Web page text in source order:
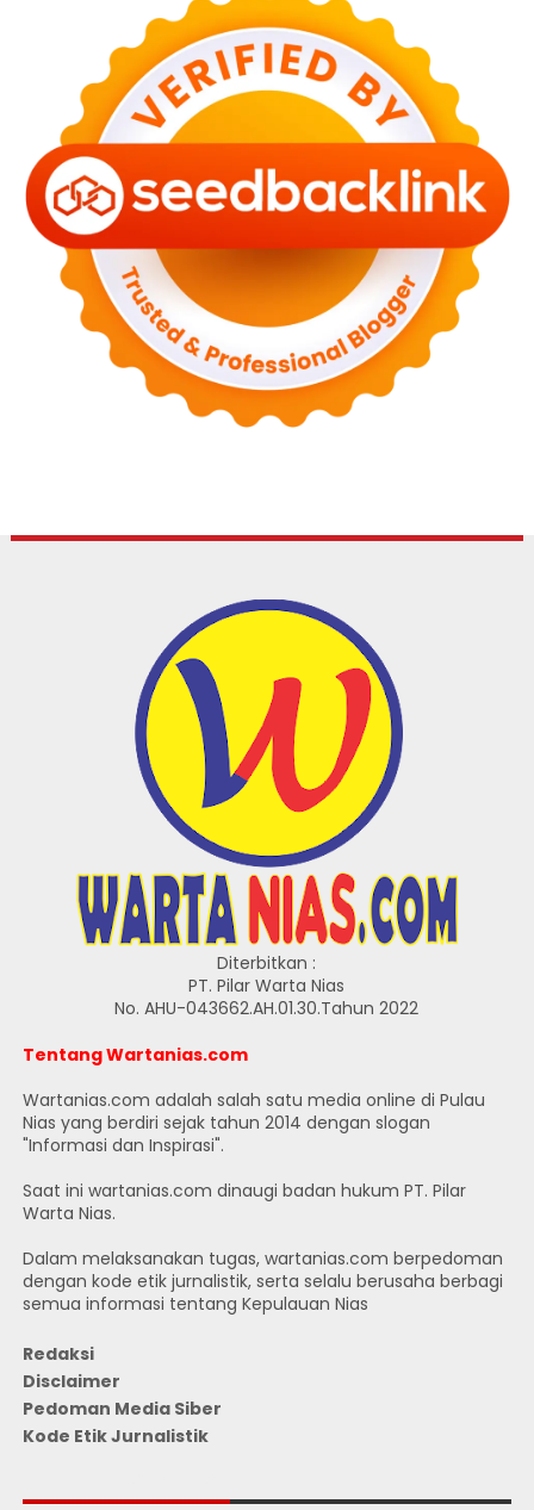
Diterbitkan :
PT. Pilar Warta Nias
No. AHU-043662.AH.01.30.Tahun 2022
Tentang Wartanias.com
Wartanias.com adalah salah satu media online di Pulau
Nias yang berdiri sejak tahun 2014 dengan slogan
"Informasi dan Inspirasi".
Saat ini wartanias.com dinaugi badan hukum PT. Pilar
Warta Nias.
Dalam melaksanakan tugas, wartanias.com berpedoman
dengan kode etik jurnalistik, serta selalu berusaha berbagi
semua informasi tentang Kepulauan Nias
Redaksi
Disclaimer
Pedoman Media Siber
Kode Etik Jurnalistik